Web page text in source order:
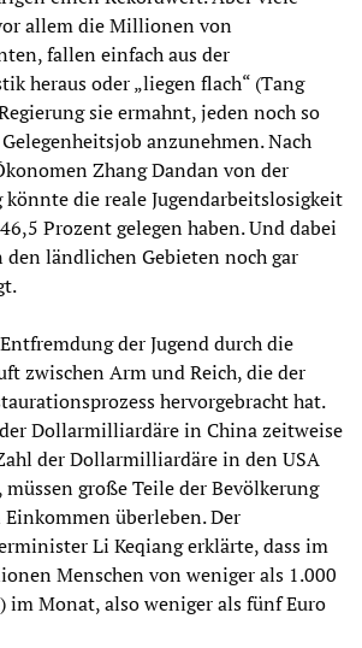
allem die Millionen von
fallen einfach aus der
heraus oder „liegen flach“ (Tang
sie ermahnt, jeden noch so
anzunehmen. Nach
Zhang Dandan von der
die reale Jugendarbeitslosigkeit
Prozent gelegen haben. Und dabei
ländlichen Gebieten noch gar
der Jugend durch die
zwischen Arm und Reich, die der
hervorgebracht hat.
Dollarmilliardäre in China zeitweise
der Dollarmilliardäre in den USA
große Teile der Bevölkerung
überleben. Der
Li Keqiang erklärte, dass im
Menschen von weniger als 1.000
im Monat, also weniger als fünf Euro